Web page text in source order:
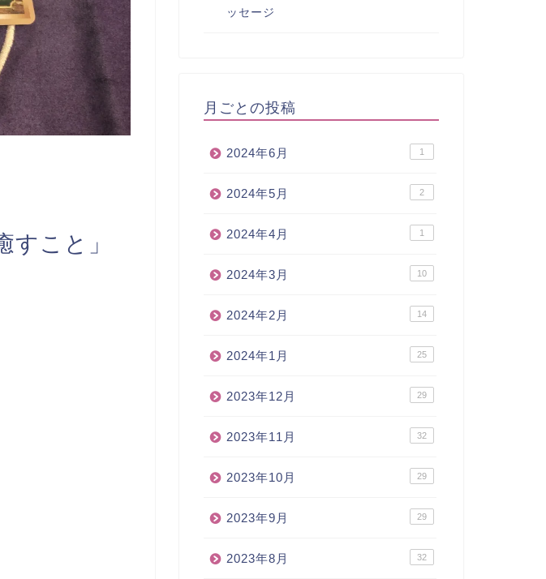
すこと」
ッセージ
月ごとの投稿
2024年6月 1
2024年5月 2
2024年4月 1
2024年3月 10
2024年2月 14
2024年1月 25
2023年12月 29
2023年11月 32
2023年10月 29
2023年9月 29
2023年8月 32